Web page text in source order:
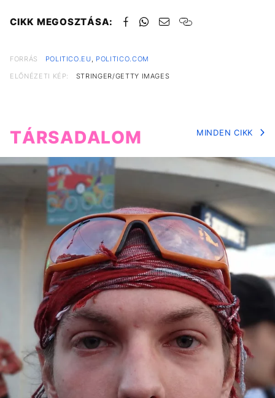
CIKK MEGOSZTÁSA:
FORRÁS POLITICO.EU
POLITICO.COM
ELŐNÉZETI KÉP:
STRINGER/GETTY IMAGES
TÁRSADALOM MINDEN CIKK